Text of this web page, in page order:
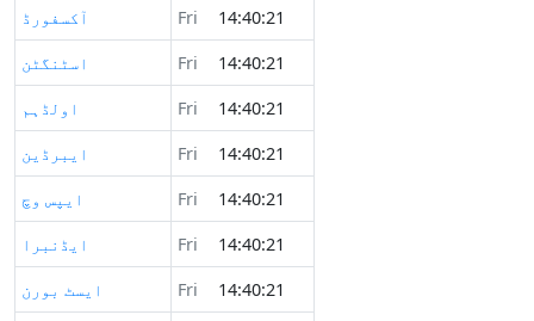
آکسفورڈ
Fri
14:40:21
اسٹنگٹن
Fri
14:40:21
اولڈہم
Fri
14:40:21
ایبرڈین
Fri
14:40:21
ایپس وچ
Fri
14:40:21
ایڈنبرا
Fri
14:40:21
ایسٹ بورن
Fri
14:40:21